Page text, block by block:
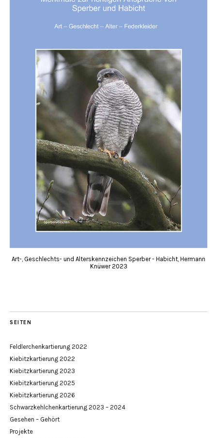
Art-, Geschlechts- und Alterskennzeichen Sperber - Habicht, Hermann
Knüwer 2023
SEITEN
Feldlerchenkartierung 2022
Kiebitzkartierung 2022
Kiebitzkartierung 2023
Kiebitzkartierung 2025
Kiebitzkartierung 2026
Schwarzkehlchenkartierung 2023 – 2024
Gesehen – Gehört
Projekte